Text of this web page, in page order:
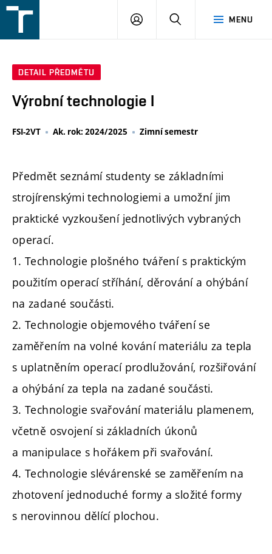
v
MENU
PŘIHLÁŠENÍ
DETAIL PŘEDMĚTU
Výrobní technologie I
FSI-2VT Ak. rok: 2024/2025 Zimní semestr
Předmět seznámí studenty se základními
strojírenskými technologiemi a umožní jim
praktické vyzkoušení jednotlivých vybraných
operací.
1. Technologie plošného tváření s praktickým
použitím operací stříhání, děrování a ohýbání
na zadané součásti.
2. Technologie objemového tváření se
zaměřením na volné kování materiálu za tepla
s uplatněním operací prodlužování, rozšiřování
a ohýbání za tepla na zadané součásti.
3. Technologie svařování materiálu plamenem,
včetně osvojení si základních úkonů
a manipulace s hořákem při svařování.
4. Technologie slévárenské se zaměřením na
zhotovení jednoduché formy a složité formy
s nerovinnou dělící plochou.